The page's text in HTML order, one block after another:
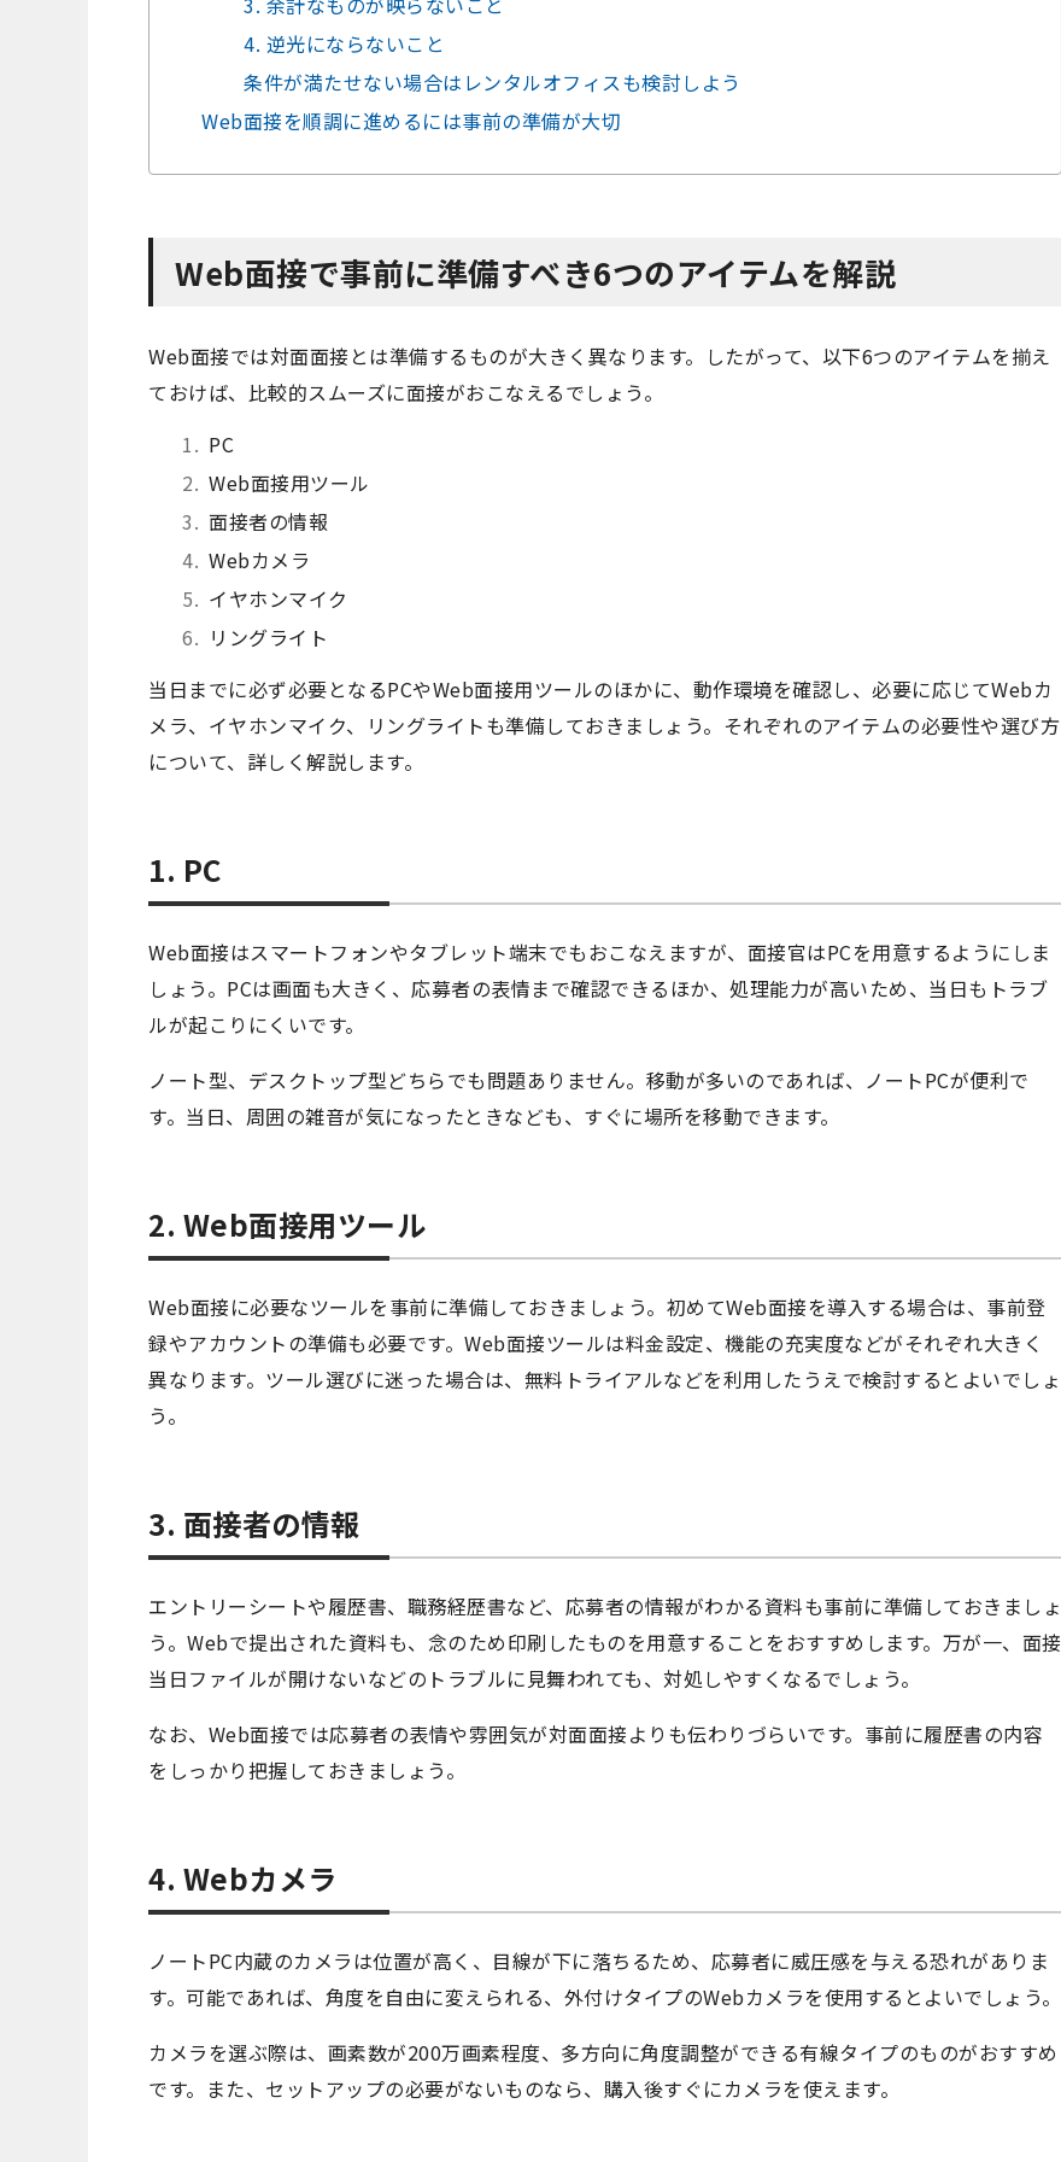
4. 逆光にならないこと
条件が満たせない場合はレンタルオフィスも検討しよう
Web面接を順調に進めるには事前の準備が大切
Web面接で事前に準備すべき6つのアイテムを解説
Web面接では対面面接とは準備するものが大きく異なります。したがって、以下6つのアイテムを揃え
ておけば、比較的スムーズに面接がおこなえるでしょう。
PC
Web面接用ツール
面接者の情報
Webカメラ
イヤホンマイク
リングライト
当日までに必ず必要となるPCやWeb面接用ツールのほかに、動作環境を確認し、必要に応じてWebカ
メラ、イヤホンマイク、リングライトも準備しておきましょう。それぞれのアイテムの必要性や選び方
について、詳しく解説します。
1. PC
Web面接はスマートフォンやタブレット端末でもおこなえますが、面接官はPCを用意するようにしま
しょう。PCは画面も大きく、応募者の表情まで確認できるほか、処理能力が高いため、当日もトラブ
ルが起こりにくいです。
ノート型、デスクトップ型どちらでも問題ありません。移動が多いのであれば、ノートPCが便利で
す。当日、周囲の雑音が気になったときなども、すぐに場所を移動できます。
2. Web面接用ツール
Web面接に必要なツールを事前に準備しておきましょう。初めてWeb面接を導入する場合は、事前登
録やアカウントの準備も必要です。Web面接ツールは料金設定、機能の充実度などがそれぞれ大きく
異なります。ツール選びに迷った場合は、無料トライアルなどを利用したうえで検討するとよいでしょ
う。
3. 面接者の情報
エントリーシートや履歴書、職務経歴書など、応募者の情報がわかる資料も事前に準備しておきましょ
う。Webで提出された資料も、念のため印刷したものを用意することをおすすめします。万が一、面接
当日ファイルが開けないなどのトラブルに見舞われても、対処しやすくなるでしょう。
なお、Web面接では応募者の表情や雰囲気が対面面接よりも伝わりづらいです。事前に履歴書の内容
をしっかり把握しておきましょう。
4. Webカメラ
ノートPC内蔵のカメラは位置が高く、目線が下に落ちるため、応募者に威圧感を与える恐れがありま
す。可能であれば、角度を自由に変えられる、外付けタイプのWebカメラを使用するとよいでしょう。
カメラを選ぶ際は、画素数が200万画素程度、多方向に角度調整ができる有線タイプのものがおすすめ
です。また、セットアップの必要がないものなら、購入後すぐにカメラを使えます。